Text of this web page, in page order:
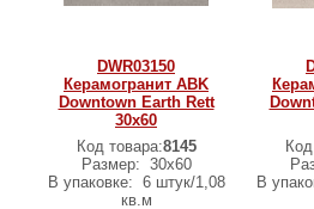
DWR03150
Керамогранит ABK
Downtown Earth Rett
30х60
Код товара:8145
Размер: 30х60
В упаковке: 6 штук/1,08
кв.м
В